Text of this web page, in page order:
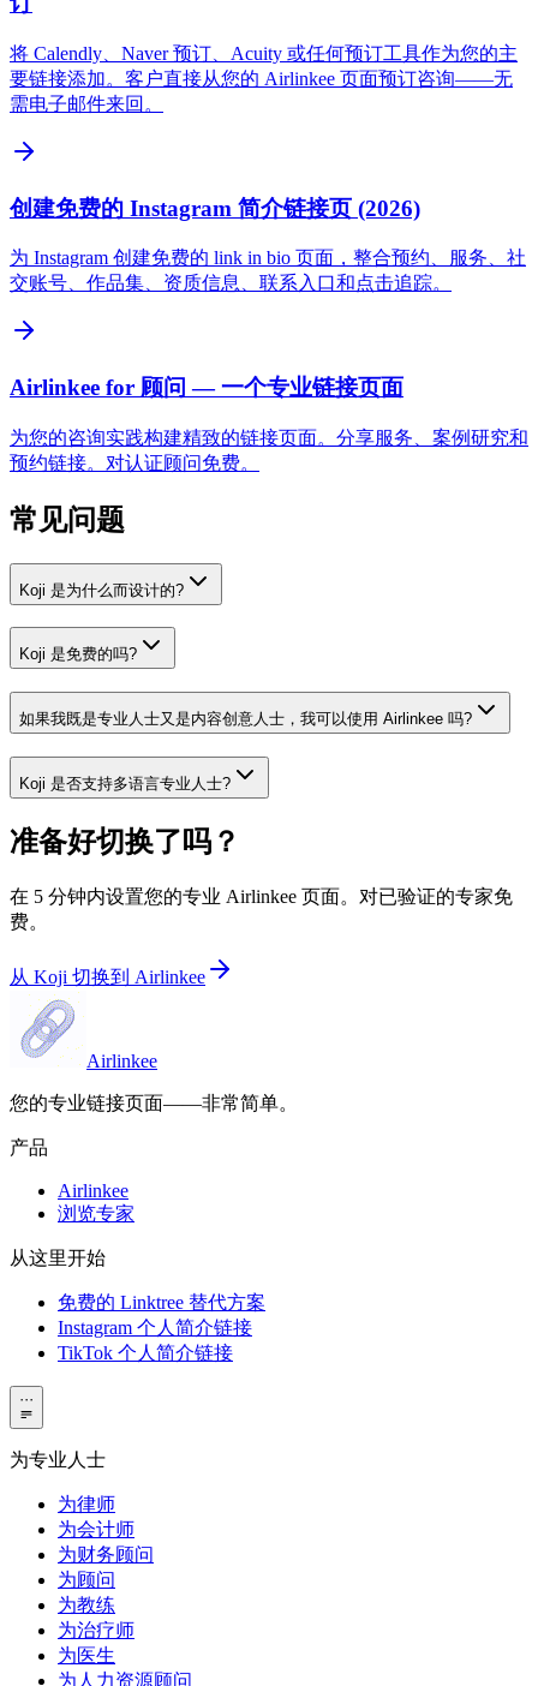
将 Calendly、Naver 预订、Acuity 或任何预订工具作为您的主
要链接添加。客户直接从您的 Airlinkee 页面预订咨询——无
需电子邮件来回。
创建免费的 Instagram 简介链接页 (2026)
为 Instagram 创建免费的 link in bio 页面，整合预约、服务、社
交账号、作品集、资质信息、联系入口和点击追踪。
Airlinkee for 顾问 — 一个专业链接页面
为您的咨询实践构建精致的链接页面。分享服务、案例研究和
预约链接。对认证顾问免费。
常见问题
Koji 是为什么而设计的?
Koji 是免费的吗?
如果我既是专业人士又是内容创意人士，我可以使用 Airlinkee 吗?
Koji 是否支持多语言专业人士?
准备好切换了吗？
在 5 分钟内设置您的专业 Airlinkee 页面。对已验证的专家免
费。
从 Koji 切换到 Airlinkee
Airlinkee
您的专业链接页面——非常简单。
产品
Airlinkee
浏览专家
从这里开始
免费的 Linktree 替代方案
Instagram 个人简介链接
TikTok 个人简介链接
···
为专业人士
为律师
为会计师
为财务顾问
为顾问
为教练
为治疗师
为医生
为人力资源顾问